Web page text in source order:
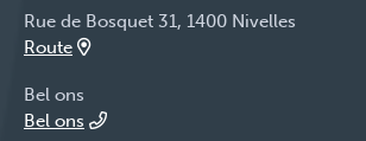
Rue de Bosquet 31, 1400 Nivelles
Route
Bel ons
Bel ons